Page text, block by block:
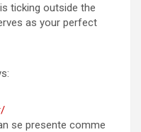
ticking outside the
as your perfect
se presente comme